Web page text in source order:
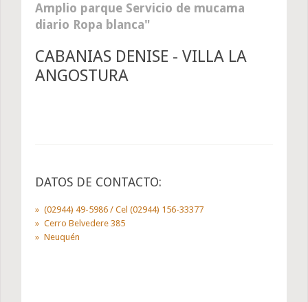
Amplio parque Servicio de mucama
diario Ropa blanca
CABANIAS DENISE - VILLA LA
ANGOSTURA
DATOS DE CONTACTO:
(02944) 49-5986 / Cel (02944) 156-33377
Cerro Belvedere 385
Neuquén